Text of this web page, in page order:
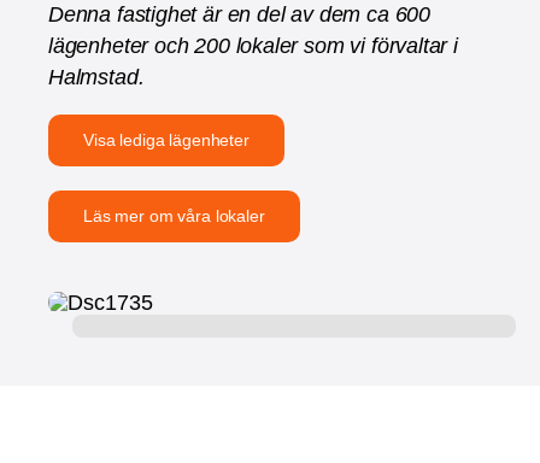
Om oss
Denna fastighet är en del av dem ca 600
lägenheter och 200 lokaler som vi förvaltar i
Halmstad.
Visa lediga lägenheter
Läs mer om våra lokaler